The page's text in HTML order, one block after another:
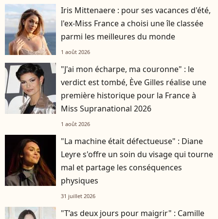
Iris Mittenaere : pour ses vacances d'été,
l'ex-Miss France a choisi une île classée
parmi les meilleures du monde
1 août 2026
"J'ai mon écharpe, ma couronne" : le
verdict est tombé, Ève Gilles réalise une
première historique pour la France à
Miss Supranational 2026
1 août 2026
"La machine était défectueuse" : Diane
Leyre s'offre un soin du visage qui tourne
mal et partage les conséquences
physiques
31 juillet 2026
"T’as deux jours pour maigrir" : Camille